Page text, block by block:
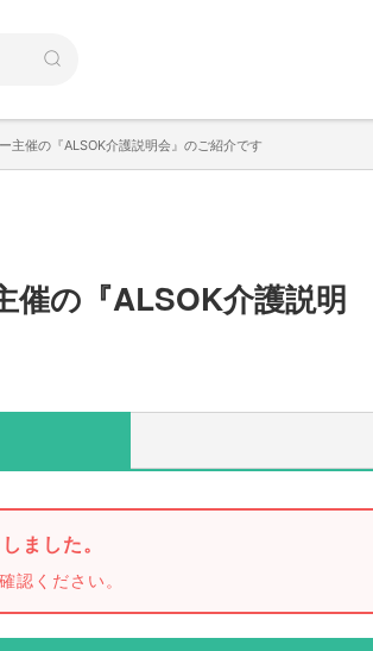
主催の『ALSOK介護説明会』のご紹介です
催の『ALSOK介護説明
ました。
認ください。